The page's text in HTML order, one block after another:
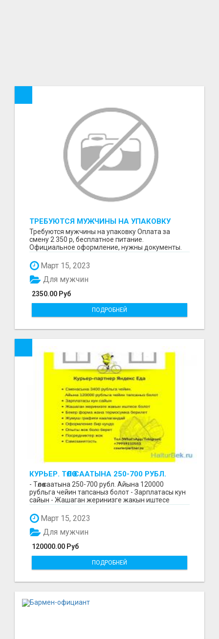
ТРЕБУЮТСЯ МУЖЧИНЫ НА УПАКОВКУ
Требуются мужчины на упаковку Оплата за
смену 2 350 р, бесплатное питание.
Официальное оформление, нужны документы.
Март 15, 2023
2350.00 Руб
Для мужчин
ПОДРОБНЕЙ
КУРЬЕР. ТӨЛӨӨ СААТЫНА 250-700 РУБЛ.
ЖУМУШ ГРАФИГИ СВОБОДНЫЙ. БЕЗ
ОПЫТА АЛАБЫЗ. ҮЙДҮН ЖАНЫНДА.
- Төлөө саатына 250-700 рубл. Айына 120000
рубльга чейин тапсаныз болот - Зарплатасы кун
сайын - Жашаган жеринизге жакын иштесе
Март 15, 2023
120000.00 Руб
Для мужчин
ПОДРОБНЕЙ